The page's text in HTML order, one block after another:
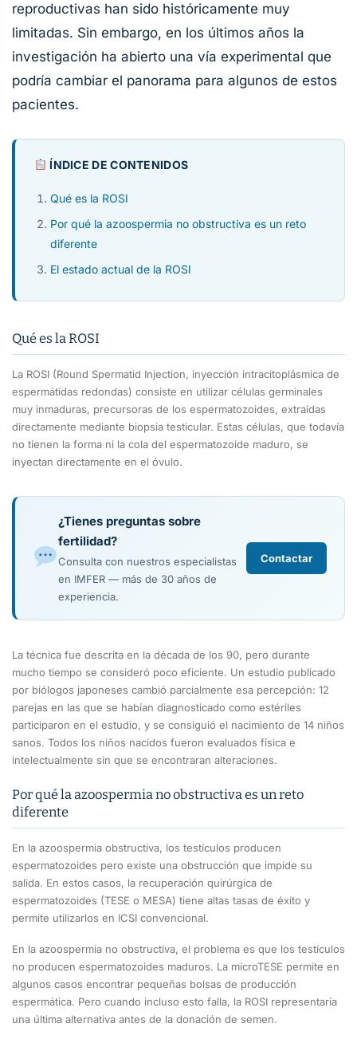
reproductivas han sido históricamente muy
limitadas. Sin embargo, en los últimos años la
investigación ha abierto una vía experimental que
podría cambiar el panorama para algunos de estos
pacientes.
ÍNDICE DE CONTENIDOS
Qué es la ROSI
Por qué la azoospermia no obstructiva es un reto
diferente
El estado actual de la ROSI
Qué es la ROSI
La ROSI (Round Spermatid Injection, inyección intracitoplásmica de
espermátidas redondas) consiste en utilizar células germinales
muy inmaduras, precursoras de los espermatozoides, extraídas
directamente mediante biopsia testicular. Estas células, que todavía
no tienen la forma ni la cola del espermatozoide maduro, se
inyectan directamente en el óvulo.
¿Tienes preguntas sobre
fertilidad?
Consulta con nuestros especialistas
en IMFER — más de 30 años de
experiencia.
Contactar
La técnica fue descrita en la década de los 90, pero durante
mucho tiempo se consideró poco eficiente. Un estudio publicado
por biólogos japoneses cambió parcialmente esa percepción: 12
parejas en las que se habían diagnosticado como estériles
participaron en el estudio, y se consiguió el nacimiento de 14 niños
sanos. Todos los niños nacidos fueron evaluados física e
intelectualmente sin que se encontraran alteraciones.
Por qué la azoospermia no obstructiva es un reto
diferente
En la azoospermia obstructiva, los testículos producen
espermatozoides pero existe una obstrucción que impide su
salida. En estos casos, la recuperación quirúrgica de
espermatozoides (TESE o MESA) tiene altas tasas de éxito y
permite utilizarlos en ICSI convencional.
En la azoospermia no obstructiva, el problema es que los testículos
no producen espermatozoides maduros. La microTESE permite en
algunos casos encontrar pequeñas bolsas de producción
espermática. Pero cuando incluso esto falla, la ROSI representaría
una última alternativa antes de la donación de semen.